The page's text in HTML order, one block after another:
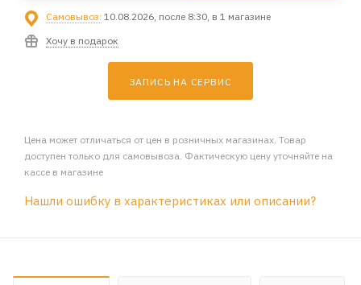
Самовывоз: 10.08.2026, после 8:30, в 1 магазине
Хочу в подарок
ЗАПИСЬ НА СЕРВИС
Цена может отличаться от цен в розничных магазинах. Товар
доступен только для самовывоза. Фактическую цену уточняйте на
кассе в магазине
Нашли ошибку в характеристиках или описании?